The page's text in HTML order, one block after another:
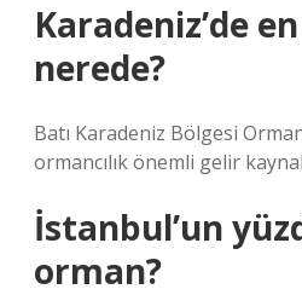
Karadeniz’de
nerede?
Batı Karadeniz Bölgesi
ormancılık önemli gelir
İstanbul’un
orman?